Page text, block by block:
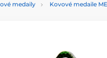
medaily Kovové medaile